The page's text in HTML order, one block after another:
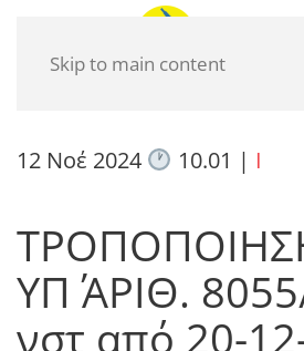
Skip to main content
12 Νοέ 2024 10.01 | I
ΥΠ΄ ΑΡΙΘ.
νστ από 20-